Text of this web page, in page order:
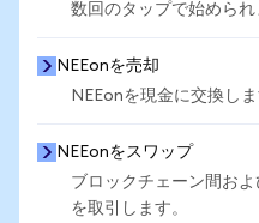
数回のタップで始められ
NEEonを売却
NEEonを現金に交換しま
NEEonをスワップ
ブロックチェーン間お
を取引します。